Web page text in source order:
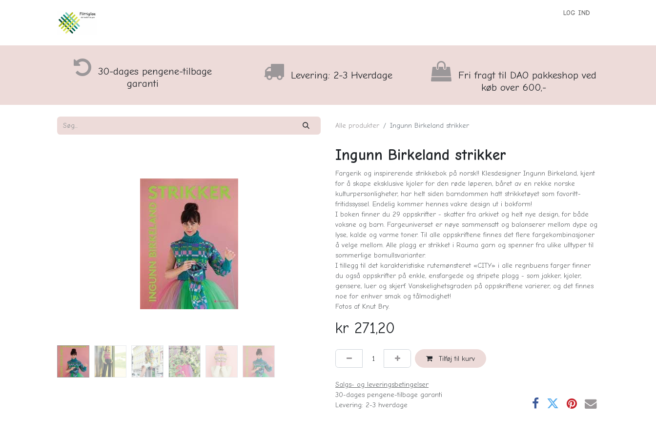
LOG IND
30-dages pengene-tilbage
garanti
Levering: 2-3 Hverdage
Fri fragt til DAO pakkeshop ved
køb over 600,-
Alle produkter Ingunn Birkeland strikker
Ingunn Birkeland strikker
Fargerik og inspirerende strikkebok på norsk!! Klesdesigner Ingunn Birkeland, kjent
for å skape eksklusive kjoler for den røde løperen, båret av en rekke norske
kulturpersonligheter, har helt siden barndommen hatt strikketøyet som favoritt-
fritidssyssel. Endelig kommer hennes vakre design ut i bokform!
I boken finner du 29 oppskrifter - skatter fra arkivet og helt nye design, for både
voksne og barn. Fargeuniverset er nøye sammensatt og balanserer mellom dype og
lyse, kalde og varme toner. Til alle oppskriftene finnes det flere fargekombinasjoner
å velge mellom. Alle plagg er strikket i Rauma garn og spenner fra ulike ulltyper til
sommerlige bomullsvarianter.
I tillegg til det karakteristiske rutemønsteret «CITY» i alle regnbuens farger finner
du også oppskrifter på enkle, ensfargede og stripete plagg - som jakker, kjoler,
gensere, luer og skjerf. Vanskelighetsgraden på oppskriftene varierer, og det finnes
noe for enhver smak og tålmodighet!
Fotos af Knut Bry.
kr 271,20
Tilføj til kurv
Salgs- og leveringsbetingelser
30-dages pengene-tilbage garanti
Levering: 2-3 hverdage